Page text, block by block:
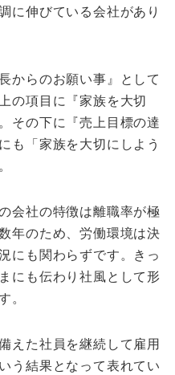
に伸びている会社があり
からのお願い事』として
の項目に『家族を大切
その下に『売上目標の達
も「家族を大切にしよう
会社の特徴は離職率が極
年のため、労働環境は決
にも関わらずです。きっ
にも伝わり社風として形
。
えた社員を継続して雇用
う結果となって表れてい